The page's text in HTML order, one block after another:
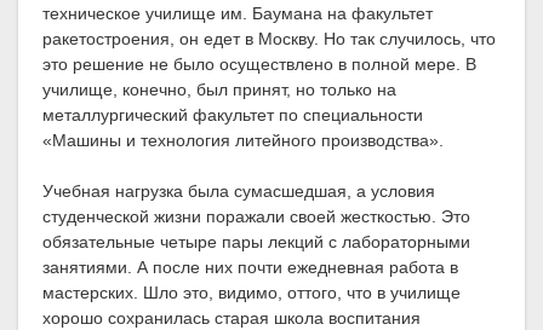
техническое училище им. Баумана на факультет
ракетостроения, он едет в Москву. Но так случилось, что
это решение не было осуществлено в полной мере. В
училище, конечно, был принят, но только на
металлургический факультет по специальности
«Машины и технология литейного производства».
Учебная нагрузка была сумасшедшая, а условия
студенческой жизни поражали своей жесткостью. Это
обязательные четыре пары лекций с лабораторными
занятиями. А после них почти ежедневная работа в
мастерских. Шло это, видимо, оттого, что в училище
хорошо сохранилась старая школа воспитания